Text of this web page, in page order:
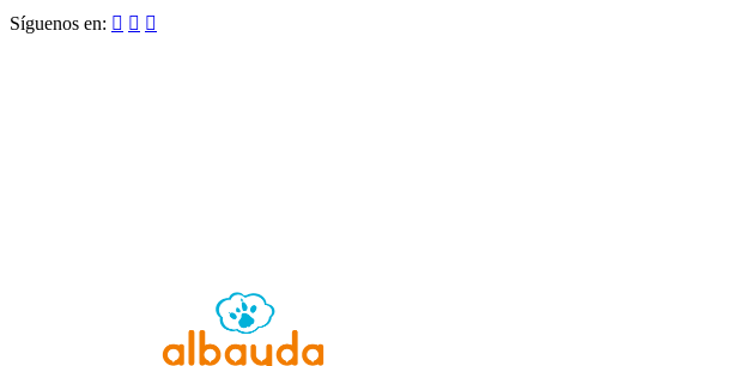
Síguenos en:   